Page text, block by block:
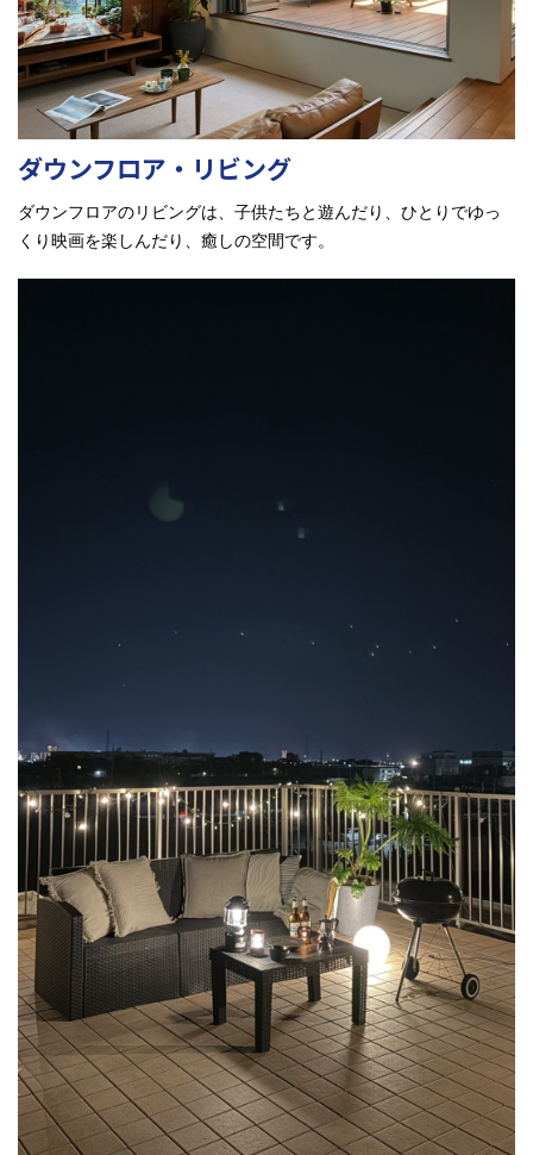
ダウンフロア・リビング
ダウンフロアのリビングは、子供たちと遊んだり、ひとりでゆっ
くり映画を楽しんだり、癒しの空間です。